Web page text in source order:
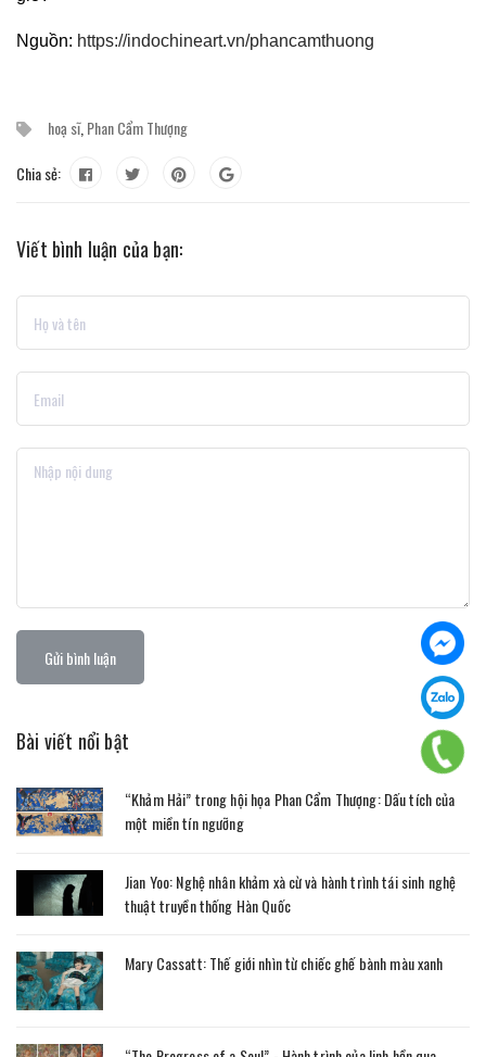
Nguồn: https://indochineart.vn/phancamthuong
hoạ sĩ, Phan Cẩm Thượng
Chia sẻ:
Viết bình luận của bạn:
Gửi bình luận
Bài viết nổi bật
“Khảm Hải” trong hội họa Phan Cẩm Thượng: Dấu tích của
một miền tín ngưỡng
Jian Yoo: Nghệ nhân khảm xà cừ và hành trình tái sinh nghệ
thuật truyền thống Hàn Quốc
Mary Cassatt: Thế giới nhìn từ chiếc ghế bành màu xanh